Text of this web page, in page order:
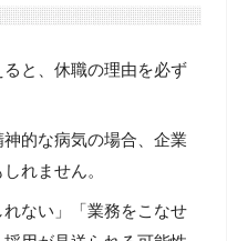
と、休職の理由を必ず
的な病気の場合、企業
れません。
れない」「業務をこなせ